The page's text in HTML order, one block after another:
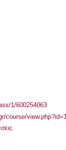
1/600254063
course/